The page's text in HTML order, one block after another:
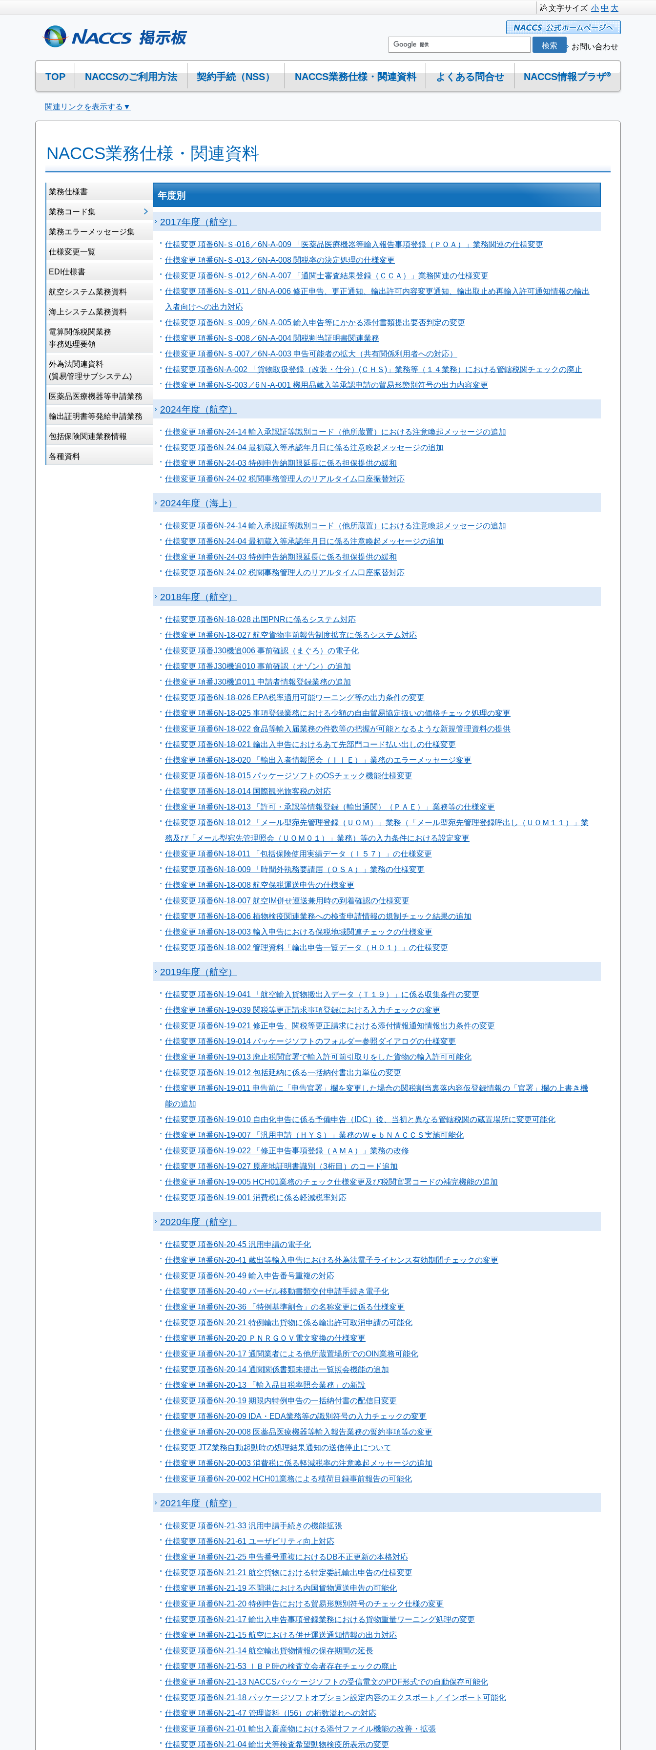
文字サイズ 小中 大
お問い合わせ
TOP NACCSのご利用方法 契約手続（NSS） NACCS業務仕様・関連資料 よくある問合せ NACCS情報プラザ®
関連リンクを表示する▼
NACCS業務仕様・関連資料
業務仕様書
業務コード集
業務エラーメッセージ集
仕様変更一覧
EDI仕様書
航空システム業務資料
海上システム業務資料
電算関係税関業務
事務処理要領
外為法関連資料
(貿易管理サブシステム)
医薬品医療機器等申請業務
輸出証明書等発給申請業務
包括保険関連業務情報
各種資料
年度別
2017年度（航空）
仕様変更 項番6N-Ｓ-016／6N-A-009 「医薬品医療機器等輸入報告事項登録（ＰＯＡ）」業務関連の仕様変更
仕様変更 項番6N-Ｓ-013／6N-A-008 関税率の決定処理の仕様変更
仕様変更 項番6N-Ｓ-012／6N-A-007 「通関士審査結果登録（ＣＣＡ）」業務関連の仕様変更
仕様変更 項番6N-Ｓ-011／6N-A-006 修正申告、更正通知、輸出許可内容変更通知、輸出取止め再輸入許可通知情報の輸出
入者向けへの出力対応
仕様変更 項番6N-Ｓ-009／6N-A-005 輸入申告等にかかる添付書類提出要否判定の変更
仕様変更 項番6N-Ｓ-008／6N-A-004 関税割当証明書関連業務
仕様変更 項番6N-Ｓ-007／6N-A-003 申告可能者の拡大（共有関係利用者への対応）
仕様変更 項番6N-A-002 「貨物取扱登録（改装・仕分）(ＣＨＳ)」業務等（１４業務）における管轄税関チェックの廃止
仕様変更 項番6N-S-003／6Ｎ-A-001 機用品蔵入等承認申請の貿易形態別符号の出力内容変更
2024年度（航空）
仕様変更 項番6N-24-14 輸入承認証等識別コード（他所蔵置）における注意喚起メッセージの追加
仕様変更 項番6N-24-04 最初蔵入等承認年月日に係る注意喚起メッセージの追加
仕様変更 項番6N-24-03 特例申告納期限延長に係る担保提供の緩和
仕様変更 項番6N-24-02 税関事務管理人のリアルタイム口座振替対応
2024年度（海上）
仕様変更 項番6N-24-14 輸入承認証等識別コード（他所蔵置）における注意喚起メッセージの追加
仕様変更 項番6N-24-04 最初蔵入等承認年月日に係る注意喚起メッセージの追加
仕様変更 項番6N-24-03 特例申告納期限延長に係る担保提供の緩和
仕様変更 項番6N-24-02 税関事務管理人のリアルタイム口座振替対応
2018年度（航空）
仕様変更 項番6N-18-028 出国PNRに係るシステム対応
仕様変更 項番6N-18-027 航空貨物事前報告制度拡充に係るシステム対応
仕様変更 項番J30機追006 事前確認（まぐろ）の電子化
仕様変更 項番J30機追010 事前確認（オゾン）の追加
仕様変更 項番J30機追011 申請者情報登録業務の追加
仕様変更 項番6N-18-026 EPA税率適用可能ワーニング等の出力条件の変更
仕様変更 項番6N-18-025 事項登録業務における少額の自由貿易協定扱いの価格チェック処理の変更
仕様変更 項番6N-18-022 食品等輸入届業務の件数等の把握が可能となるような新規管理資料の提供
仕様変更 項番6N-18-021 輸出入申告におけるあて先部門コード払い出しの仕様変更
仕様変更 項番6N-18-020 「輸出入者情報照会（ＩＩＥ）」業務のエラーメッセージ変更
仕様変更 項番6N-18-015 パッケージソフトのOSチェック機能仕様変更
仕様変更 項番6N-18-014 国際観光旅客税の対応
仕様変更 項番6N-18-013 「許可・承認等情報登録（輸出通関）（ＰＡＥ）」業務等の仕様変更
仕様変更 項番6N-18-012 「メール型宛先管理登録（ＵＯＭ）」業務（「メール型宛先管理登録呼出し（ＵＯＭ１１）」業
務及び「メール型宛先管理照会（ＵＯＭ０１）」業務）等の入力条件における設定変更
仕様変更 項番6N-18-011 「包括保険使用実績データ（Ｉ５７）」の仕様変更
仕様変更 項番6N-18-009 「時間外執務要請届（ＯＳＡ）」業務の仕様変更
仕様変更 項番6N-18-008 航空保税運送申告の仕様変更
仕様変更 項番6N-18-007 航空IM併せ運送兼用時の到着確認の仕様変更
仕様変更 項番6N-18-006 植物検疫関連業務への検査申請情報の規制チェック結果の追加
仕様変更 項番6N-18-003 輸入申告における保税地域関連チェックの仕様変更
仕様変更 項番6N-18-002 管理資料「輸出申告一覧データ（Ｈ０１）」の仕様変更
2019年度（航空）
仕様変更 項番6N-19-041 「航空輸入貨物搬出入データ（Ｔ１９）」に係る収集条件の変更
仕様変更 項番6N-19-039 関税等更正請求事項登録における入力チェックの変更
仕様変更 項番6N-19-021 修正申告、関税等更正請求における添付情報通知情報出力条件の変更
仕様変更 項番6N-19-014 パッケージソフトのフォルダー参照ダイアログの仕様変更
仕様変更 項番6N-19-013 廃止税関官署で輸入許可前引取りをした貨物の輸入許可可能化
仕様変更 項番6N-19-012 包括延納に係る一括納付書出力単位の変更
仕様変更 項番6N-19-011 申告前に「申告官署」欄を変更した場合の関税割当裏落内容仮登録情報の「官署」欄の上書き機
能の追加
仕様変更 項番6N-19-010 自由化申告に係る予備申告（IDC）後、当初と異なる管轄税関の蔵置場所に変更可能化
仕様変更 項番6N-19-007 「汎用申請（ＨＹＳ）」業務のＷｅｂＮＡＣＣＳ実施可能化
仕様変更 項番6N-19-022 「修正申告事項登録（ＡＭＡ）」業務の改修
仕様変更 項番6N-19-027 原産地証明書識別（3桁目）のコード追加
仕様変更 項番6N-19-005 HCH01業務のチェック仕様変更及び税関官署コードの補完機能の追加
仕様変更 項番6N-19-001 消費税に係る軽減税率対応
2020年度（航空）
仕様変更 項番6N-20-45 汎用申請の電子化
仕様変更 項番6N-20-41 蔵出等輸入申告における外為法電子ライセンス有効期間チェックの変更
仕様変更 項番6N-20-49 輸入申告番号重複の対応
仕様変更 項番6N-20-40 バーゼル移動書類交付申請手続き電子化
仕様変更 項番6N-20-36 「特例基準割合」の名称変更に係る仕様変更
仕様変更 項番6N-20-21 特例輸出貨物に係る輸出許可取消申請の可能化
仕様変更 項番6N-20-20 ＰＮＲＧＯＶ電文変換の仕様変更
仕様変更 項番6N-20-17 通関業者による他所蔵置場所でのOIN業務可能化
仕様変更 項番6N-20-14 通関関係書類未提出一覧照会機能の追加
仕様変更 項番6N-20-13 「輸入品目税率照会業務」の新設
仕様変更 項番6N-20-19 期限内特例申告の一括納付書の配信日変更
仕様変更 項番6N-20-09 IDA・EDA業務等の識別符号の入力チェックの変更
仕様変更 項番6N-20-008 医薬品医療機器等輸入報告業務の誓約事項等の変更
仕様変更 JTZ業務自動起動時の処理結果通知の送信停止について
仕様変更 項番6N-20-003 消費税に係る軽減税率の注意喚起メッセージの追加
仕様変更 項番6N-20-002 HCH01業務による積荷目録事前報告の可能化
2021年度（航空）
仕様変更 項番6N-21-33 汎用申請手続きの機能拡張
仕様変更 項番6N-21-61 ユーザビリティ向上対応
仕様変更 項番6N-21-25 申告番号重複におけるDB不正更新の本格対応
仕様変更 項番6N-21-21 航空貨物における特定委託輸出申告の仕様変更
仕様変更 項番6N-21-19 不開港における内国貨物運送申告の可能化
仕様変更 項番6N-21-20 特例申告における貿易形態別符号のチェック仕様の変更
仕様変更 項番6N-21-17 輸出入申告事項登録業務における貨物重量ワーニング処理の変更
仕様変更 項番6N-21-15 航空における併せ運送通知情報の出力対応
仕様変更 項番6N-21-14 航空輸出貨物情報の保存期間の延長
仕様変更 項番6N-21-53 ＩＢＰ時の検査立会者存在チェックの廃止
仕様変更 項番6N-21-13 NACCSパッケージソフトの受信電文のPDF形式での自動保存可能化
仕様変更 項番6N-21-18 パッケージソフトオプション設定内容のエクスポート／インポート可能化
仕様変更 項番6N-21-47 管理資料（I56）の桁数溢れへの対応
仕様変更 項番6N-21-01 輸出入畜産物における添付ファイル機能の改善・拡張
仕様変更 項番6N-21-04 輸出犬等検査希望動物検疫所表示の変更